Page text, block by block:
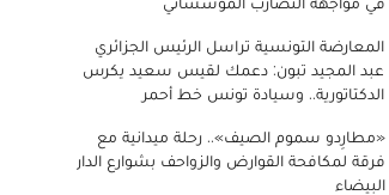
المعارضة التونسية تراسل الرئيس الجزائري
عبد المجيد تبون: دعمك لقيس سعيد يكرس
الدكتاتورية.. وسيادة تونس خط أحمر
«مطارِدو سموم الصيف».. رحلة ميدانية مع
فرقة لمكافحة القوارض والزواحف بشوارع الدار
البيضاء